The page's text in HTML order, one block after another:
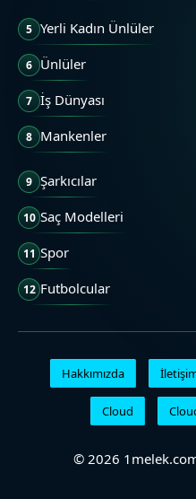
5 Yerli Kadın Ünlüler
6 Ünlüler
7 İş Dünyası
8 Mankenler
9 Şarkıcılar
10 Saç Modelleri
11 Spor
12 Futbolcular
Hakkımızda
Cloud
© 2026